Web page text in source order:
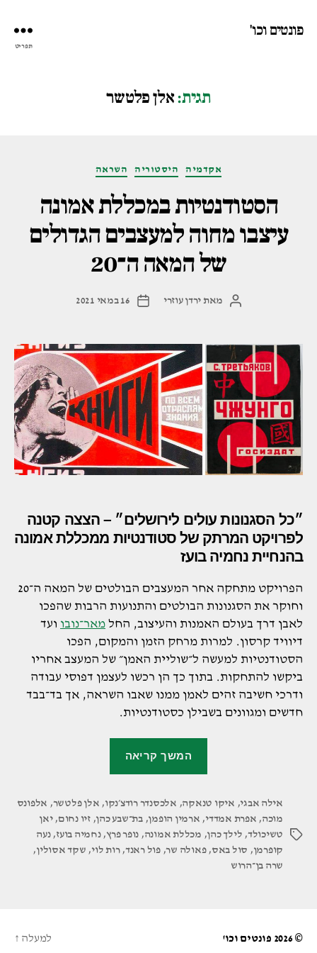
פונטים וכו'
תפריט
תגית:אלן פלטשר
קטגוריות אקדמיה היסטוריה השראה
הסטודנטיות במכללת אמונה
עיצבו מחוה למעצבים הגדולים
של המאה ה־20
המחבר
מאת ירדן עוזרי
תאריך
16 במאי 2021
״כל הסגנונות עולים לירושלים״ – הצצה קטנה
לפרויקט המרתק של סטודנטיות ממכללת אמונה
בהנחיית נחמיה בועז
הפרויקט מתחקה אחר המעצבים הבולטים של המאה ה־20
וחוקר את הסגנונות הבולטים והתנועות הרבות שהפכו
לאבן דרך בעולם האמנות והעיצוב, החל מאר־נובו ועד
דיוויד קרסון. למרות מרחק הזמן והמקום, הפכו
הסטודנטיות למעשה ל״שוליית האמן״ של המעצב אחריו
ביקשו להתחקות. בתוך כך הן רכשו לעצמן דפוסי עבודה
ודרכי חשיבה זהים לאמן ממנו שאבו השראה, אך בד־בבד
חדשים ומגוונים בשבילן כסטודנטיות.
המשך קריאה
עיצבו
מחוה
למעצבים
תגיות
אילה אבגי, איקו טנאקה, אלכסנדר רודצ׳נקו, אלן פלטשר, אלפונס
מוכה, אפרת אמדדי, ארמין הופמן,בת־שבע כהן,זיו נחום,יאן
טשיכולד, לילך כהן, מכללת אמונה, נופר פרץ,נחמיה בועז,נעה
קופרמן, סול באס,פאולה שר,פול ראנד,רות לוי, שקד אסולין,
שרה בן־הרוש
© 2026 פונטים וכו' למעלה ↑